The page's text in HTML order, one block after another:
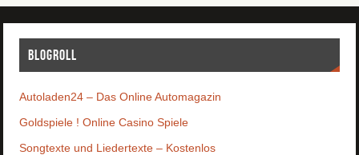
Blogroll
Autoladen24 – Das Online Automagazin
Goldspiele ! Online Casino Spiele
Songtexte und Liedertexte – Kostenlos